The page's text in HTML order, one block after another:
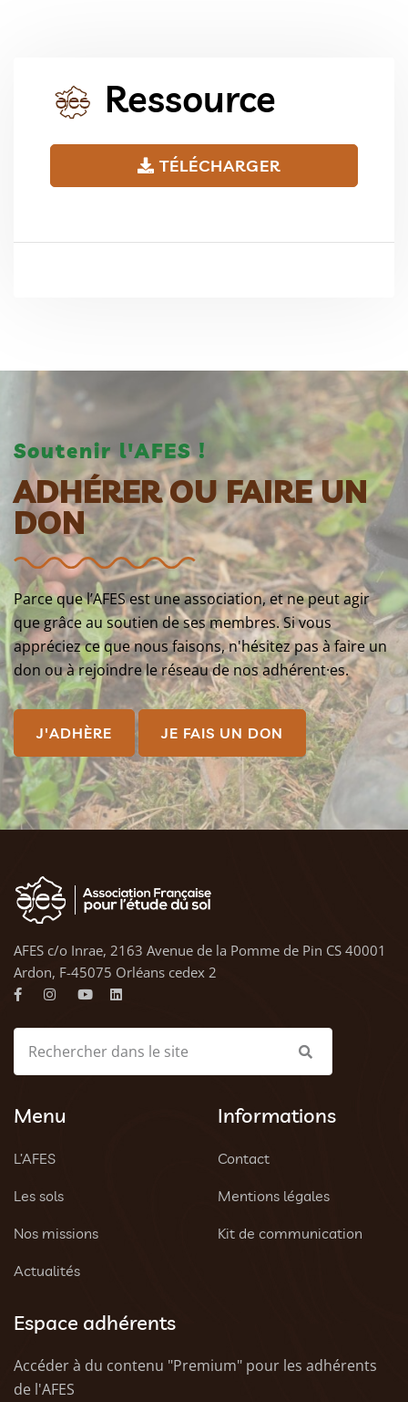
Ressource
TÉLÉCHARGER
Soutenir l'AFES !
ADHÉRER OU FAIRE UN
DON
Parce que l’AFES est une association, et ne peut agir
que grâce au soutien de ses membres. Si vous
appréciez ce que nous faisons, n'hésitez pas à faire un
don ou à rejoindre le réseau de nos adhérent·es.
J'ADHÈRE JE FAIS UN DON
AFES c/o Inrae, 2163 Avenue de la Pomme de Pin CS 40001
Ardon, F-45075 Orléans cedex 2
Menu
L’AFES
Les sols
Nos missions
Actualités
Informations
Contact
Mentions légales
Kit de communication
Espace adhérents
Accéder à du contenu "Premium" pour les adhérents
de l'AFES